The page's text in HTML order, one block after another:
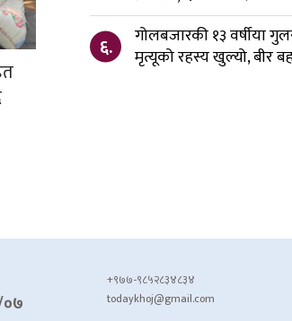
६.
गोलबजारकी १३ वर्षीया
मृत्यूको रहस्य खुल्यो, बीर
+९७७-९८५२८३४८३४
todaykhoj@gmail.com